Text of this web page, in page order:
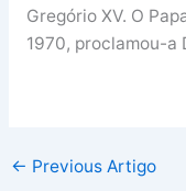
Gregório XV. O
1970, proclamou-a
← Previous Artigo